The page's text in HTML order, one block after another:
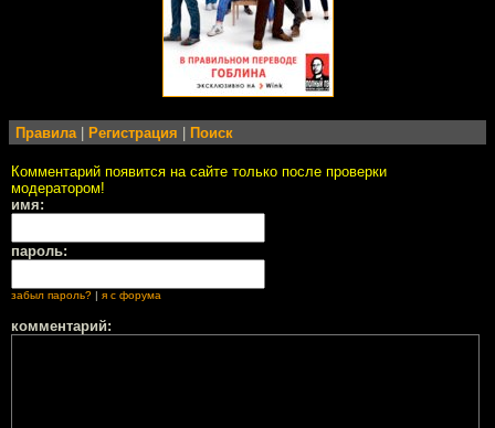
Правила Регистрация Поиск
Комментарий появится на сайте только после проверки
модератором!
имя:
пароль:
забыл пароль? | я с форума
комментарий: